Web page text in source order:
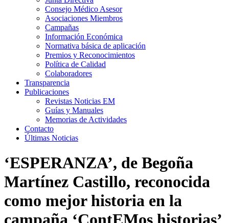
Consejo Médico Asesor
Asociaciones Miembros
Campañas
Información Económica
Normativa básica de aplicación
Premios y Reconocimientos
Política de Calidad
Colaboradores
Transparencia
Publicaciones
Revistas Noticias EM
Guías y Manuales
Memorias de Actividades
Contacto
Últimas Noticias
‘ESPERANZA’, de Begoña
Martínez Castillo, reconocida
como mejor historia en la